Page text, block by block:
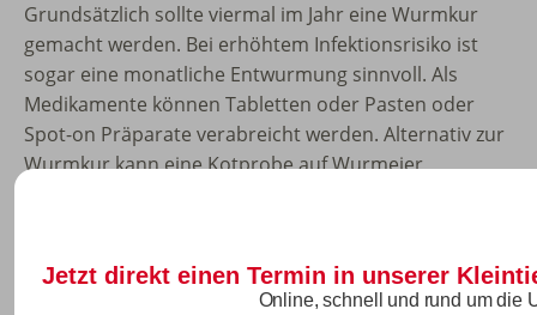
Jetzt direkt einen Termin in unserer
Online, schnell und rund um die
Grundsätzlich sollte viermal im Jahr eine Wurmkur
gemacht werden. Bei erhöhtem Infektionsrisiko ist
sogar eine monatliche Entwurmung sinnvoll. Als
Medikamente können Tabletten oder Pasten oder
Spot-on Präparate verabreicht werden. Alternativ zur
Wurmkur kann eine Kotprobe auf Wurmeier
erfolgen.